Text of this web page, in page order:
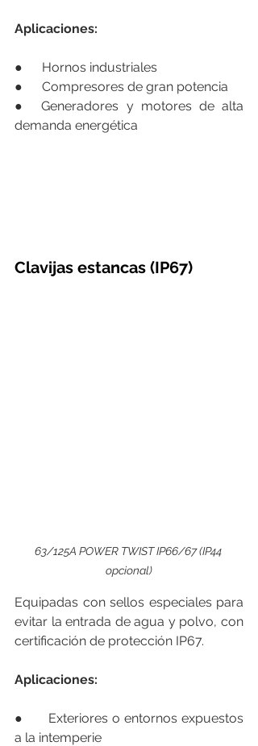
Aplicaciones:
●      Hornos industriales
●      Compresores de gran potencia
●  Generadores y motores de alta
demanda energética
Clavijas estancas (IP67)
63/125A POWER TWIST IP66/67 (IP44
opcional)
Equipadas con sellos especiales para
evitar la entrada de agua y polvo, con
certificación de protección IP67.
Aplicaciones:
●      Exteriores o entornos expuestos
a la intemperie